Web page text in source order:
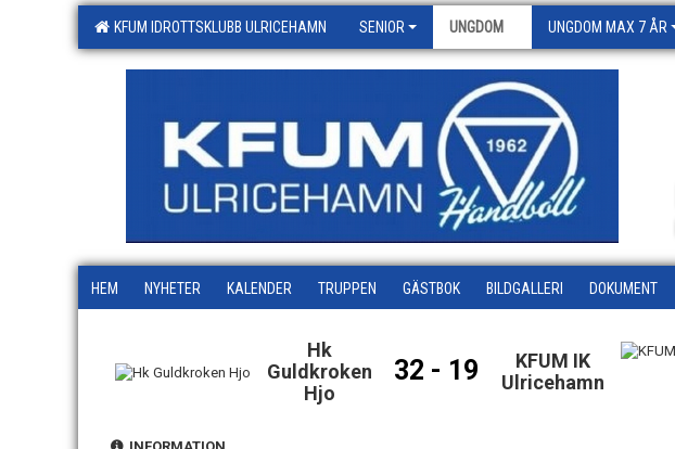
KFUM IDROTTSKLUBB ULRICEHAMN SENIOR UNGDOM UNGDOM MAX 7 ÅR
HEM NYHETER KALENDER TRUPPEN GÄSTBOK BILDGALLERI DOKUMENT
Hk
Guldkroken
Hjo
32 - 19
KFUM IK
Ulricehamn